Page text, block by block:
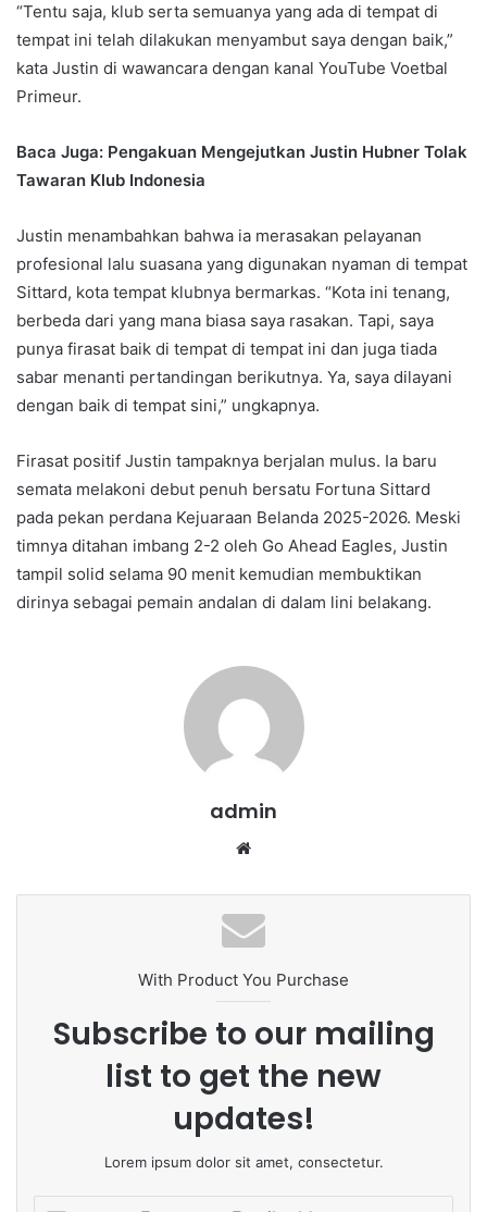
“Tentu saja, klub serta semuanya yang ada di tempat di
tempat ini telah dilakukan menyambut saya dengan baik,”
kata Justin di wawancara dengan kanal YouTube Voetbal
Primeur.
Baca Juga: Pengakuan Mengejutkan Justin Hubner Tolak
Tawaran Klub Indonesia
Justin menambahkan bahwa ia merasakan pelayanan
profesional lalu suasana yang digunakan nyaman di tempat
Sittard, kota tempat klubnya bermarkas. “Kota ini tenang,
berbeda dari yang mana biasa saya rasakan. Tapi, saya
punya firasat baik di tempat di tempat ini dan juga tiada
sabar menanti pertandingan berikutnya. Ya, saya dilayani
dengan baik di tempat sini,” ungkapnya.
Firasat positif Justin tampaknya berjalan mulus. Ia baru
semata melakoni debut penuh bersatu Fortuna Sittard
pada pekan perdana Kejuaraan Belanda 2025-2026. Meski
timnya ditahan imbang 2-2 oleh Go Ahead Eagles, Justin
tampil solid selama 90 menit kemudian membuktikan
dirinya sebagai pemain andalan di dalam lini belakang.
admin
te
With Product You Purchase
Subscribe to our mailing
list to get the new
updates!
Lorem ipsum dolor sit amet, consectetur.